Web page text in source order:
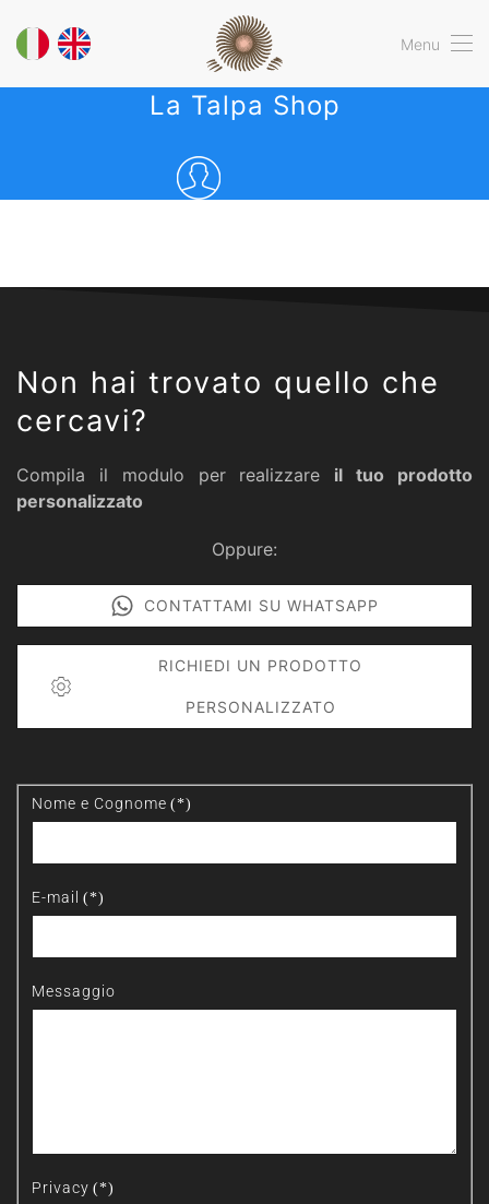
Menu
La Talpa Shop
Non hai trovato quello che
cercavi?
Compila il modulo per realizzare il tuo prodotto
personalizzato
Oppure:
CONTATTAMI SU WHATSAPP
RICHIEDI UN PRODOTTO
PERSONALIZZATO
Nome e Cognome (*)
E-mail (*)
Messaggio
Privacy (*)